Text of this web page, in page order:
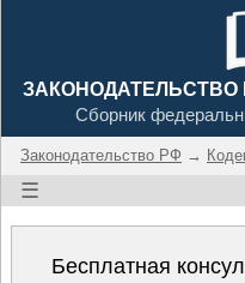
Сборник
Законодательство РФ →
☰
Бесплатная